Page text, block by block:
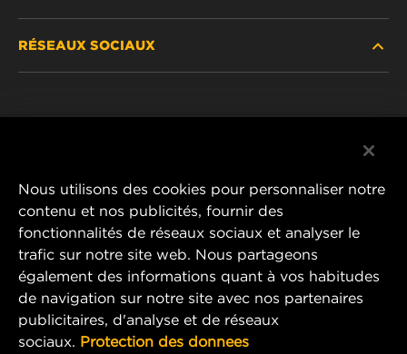
OÙ ACHETER
RÉSEAUX SOCIAUX
MANN+HUMMEL FT Poland
ul. Wrocławska 145,
63-800 GOSTYŃ, POLAND
Tel. +48 65 572 89 00
E-mail:info@mann-hummel.com
Nous utilisons des cookies pour personnaliser notre
contenu et nos publicités, fournir des
fonctionnalités de réseaux sociaux et analyser le
trafic sur notre site web. Nous partageons
également des informations quant à vos habitudes
de navigation sur notre site avec nos partenaires
publicitaires, d'analyse et de réseaux
sociaux. Protection des donnees